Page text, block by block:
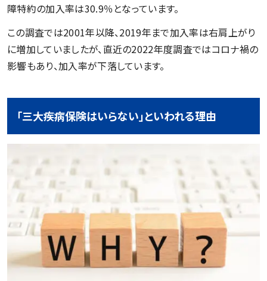
障特約の加入率は30.9％となっています。
この調査では2001年以降、2019年まで加入率は右肩上がり
に増加していましたが、直近の2022年度調査ではコロナ禍の
影響もあり、加入率が下落しています。
「三大疾病保険はいらない」といわれる理由